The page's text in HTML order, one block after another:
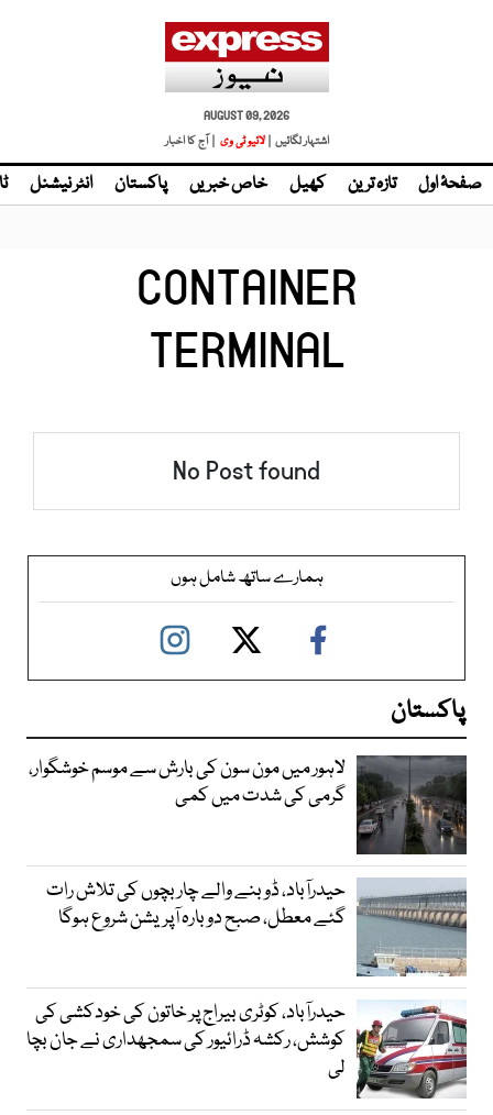
AUGUST 09, 2026
اشتہار لگائیں | لائیو ٹی وی | آج کا اخبار
صفحۂ اول تازہ ترین کھیل خاص خبریں پاکستان انٹر نیشنل
CONTAINER
TERMINAL
No Post found
ہمارے ساتھ شامل ہوں
پاکستان
لاہور میں مون سون کی بارش سے موسم خوشگوار،
گرمی کی شدت میں کمی
حیدرآباد، ڈوبنے والے چار بچوں کی تلاش رات
گئے معطل، صبح دوبارہ آپریشن شروع ہوگا
حیدرآباد، کوٹری بیراج پر خاتون کی خودکشی کی
کوشش، رکشہ ڈرائیور کی سمجھداری نے جان بچا
لی